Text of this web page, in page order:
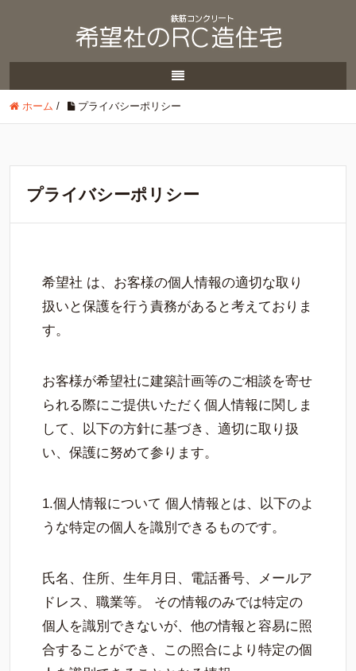
ホーム / プライバシーポリシー
プライバシーポリシー
希望社 は、お客様の個人情報の適切な取り
扱いと保護を行う責務があると考えておりま
す。
お客様が希望社に建築計画等のご相談を寄せ
られる際にご提供いただく個人情報に関しま
して、以下の方針に基づき、適切に取り扱
い、保護に努めて参ります。
1.個人情報について 個人情報とは、以下のよ
うな特定の個人を識別できるものです。
氏名、住所、生年月日、電話番号、メールア
ドレス、職業等。 その情報のみでは特定の
個人を識別できないが、他の情報と容易に照
合することができ、この照合により特定の個